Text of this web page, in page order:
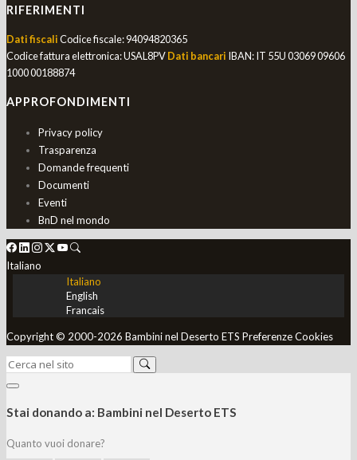
RIFERIMENTI
Dati fiscaliCodice fiscale: 94094820365
Codice fattura elettronica: USAL8PVDati bancari IBAN: IT 55U 03069 09606
1000 00188874
APPROFONDIMENTI
Privacy policy
Trasparenza
Domande frequenti
Documenti
Eventi
BnD nel mondo
Italiano
Italiano
English
Francais
Copyright © 2000-2026 Bambini nel Deserto ETS Preferenze Cookies
Stai donando a: Bambini nel Deserto ETS
Quanto vuoi donare?